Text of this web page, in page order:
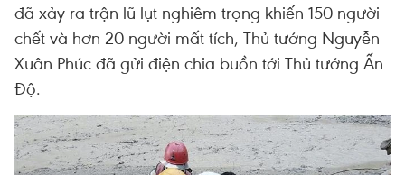
đã xảy ra trận lũ lụt nghiêm trọng khiến 150 người
chết và hơn 20 người mất tích, Thủ tướng Nguyễn
Xuân Phúc đã gửi điện chia buồn tới Thủ tướng Ấn
Độ.